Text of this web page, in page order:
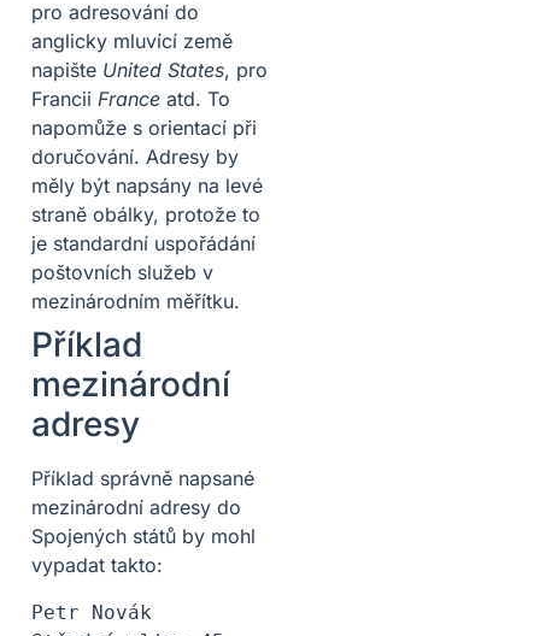
pro adresování do
anglicky mluvící země
napište United States, pro
Francii France atd. To
napomůže s orientací při
doručování. Adresy by
měly být napsány na levé
straně obálky, protože to
je standardní uspořádání
poštovních služeb v
mezinárodním měřítku.
Příklad
mezinárodní
adresy
Příklad správně napsané
mezinárodní adresy do
Spojených států by mohl
vypadat takto:
Petr Novák